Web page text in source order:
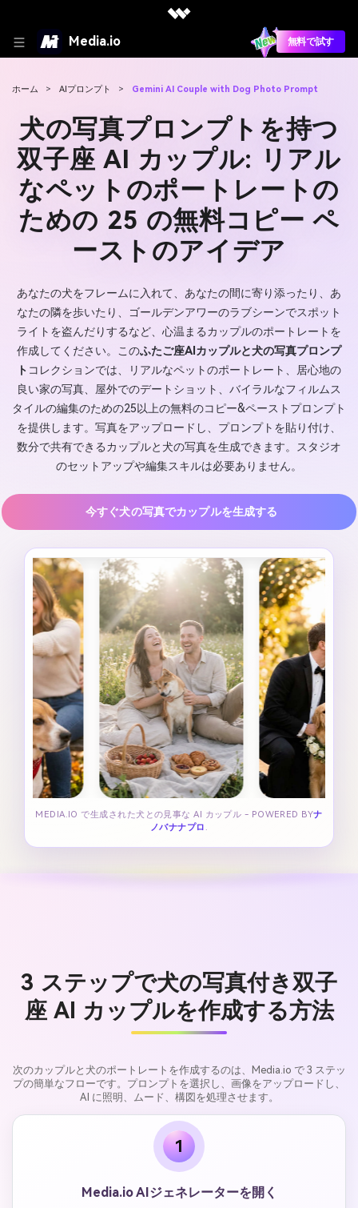
Media.io 無料で試す
ホーム > AIプロンプト > Gemini AI Couple with Dog Photo Prompt
犬の写真プロンプトを持つ
双子座 AI カップル: リアル
なペットのポートレートの
ための 25 の無料コピー ペ
ーストのアイデア
あなたの犬をフレームに入れて、あなたの間に寄り添ったり、あ
なたの隣を歩いたり、ゴールデンアワーのラブシーンでスポット
ライトを盗んだりするなど、心温まるカップルのポートレートを
作成してください。このふたご座AIカップルと犬の写真プロンプ
ト コレクションでは、リアルなペットのポートレート、居心地の
良い家の写真、屋外でのデートショット、バイラルなフィルムス
タイルの編集のための25以上の無料のコピー&ペーストプロンプト
を提供します。写真をアップロードし、プロンプトを貼り付け、
数分で共有できるカップルと犬の写真を生成できます。スタジオ
のセットアップや編集スキルは必要ありません。
今すぐ犬の写真でカップルを生成する
MEDIA.IO で生成された犬との見事な AI カップル - POWERED BYナ
ノバナナプロ .
3 ステップで犬の写真付き双子
座 AI カップルを作成する方法
次のカップルと犬のポートレートを作成するのは、Media.io で 3 ステッ
プの簡単なフローです。プロンプトを選択し、画像をアップロードし、
AI に照明、ムード、構図を処理させます。
1
Media.io AIジェネレーターを開く